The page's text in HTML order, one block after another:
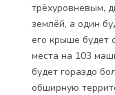
трёхуровневым,
землёй, а один
его крыше будет
места на 103
будет гораздо
обширную